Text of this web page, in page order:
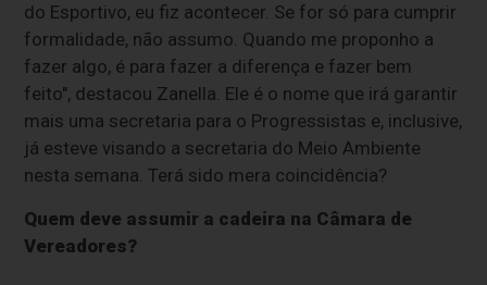
do Esportivo, eu fiz acontecer. Se for só para cumprir
formalidade, não assumo. Quando me proponho a
fazer algo, é para fazer a diferença e fazer bem
feito", destacou Zanella. Ele é o nome que irá garantir
mais uma secretaria para o Progressistas e, inclusive,
já esteve visando a secretaria do Meio Ambiente
nesta semana. Terá sido mera coincidência?
Quem deve assumir a cadeira na Câmara de
Vereadores?